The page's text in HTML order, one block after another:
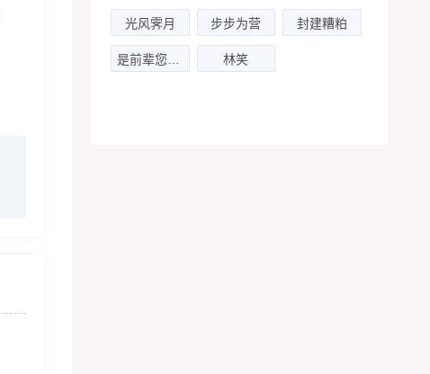
光风霁月 步步为营 封建糟粕
林笑